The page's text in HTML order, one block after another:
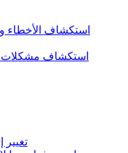
استكشاف الأخطاء
استكشاف مشكلات
تغيير